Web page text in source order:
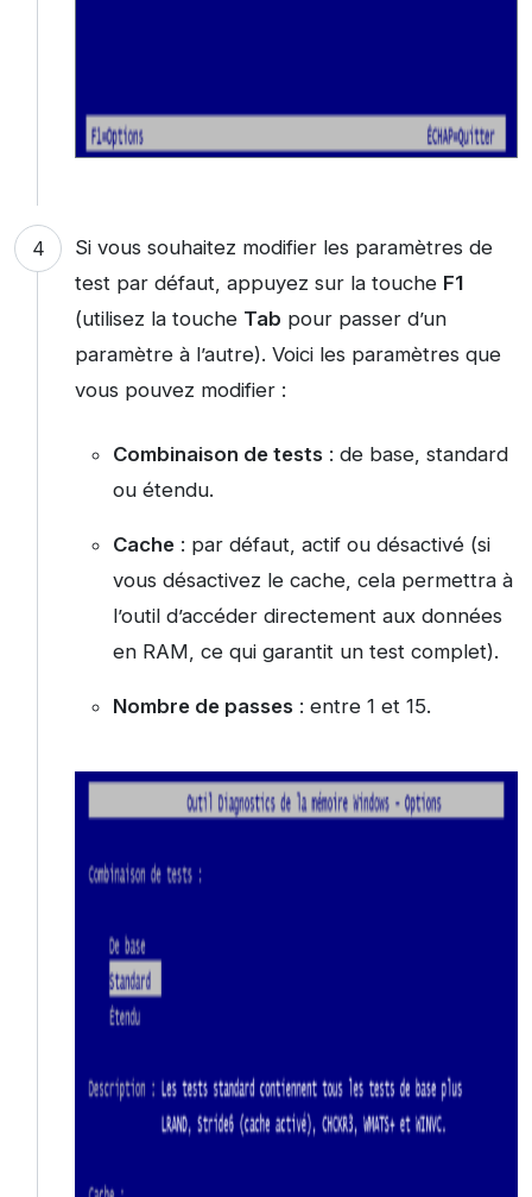
Si vous souhaitez modifier les paramètres de
test par défaut, appuyez sur la touche F1
(utilisez la touche Tab pour passer d’un
paramètre à l’autre). Voici les paramètres que
vous pouvez modifier :
Combinaison de tests: de base, standard
ou étendu.
Cache: par défaut, actif ou désactivé (si
vous désactivez le cache, cela permettra à
l’outil d’accéder directement aux données
en RAM, ce qui garantit un test complet).
Nombre de passes: entre 1 et 15.